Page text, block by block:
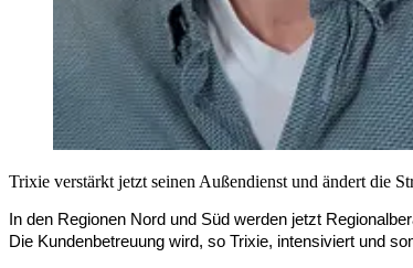
Trixie verstärkt jetzt seinen Außendienst und ändert die
In den Regionen Nord und Süd werden jetzt
Die Kundenbetreuung wird, so Trixie, intensiviert und